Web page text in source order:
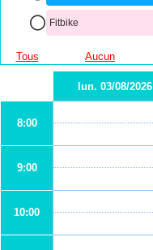
Fitbike
Tous Aucun
lun. 03/08/2026
8:00
9:00
10:00